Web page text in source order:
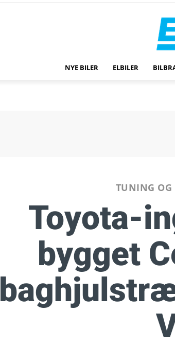
NYE BILER ELBILER
TUNING
Toyota-
bygget